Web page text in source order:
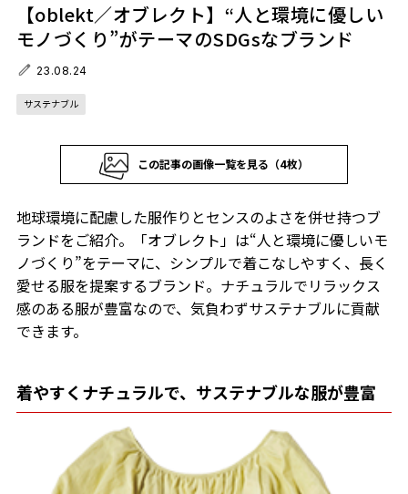
【oblekt／オブレクト】“人と環境に優しい
モノづくり”がテーマのSDGsなブランド
23.08.24
サステナブル
この記事の画像一覧を見る（4枚）
地球環境に配慮した服作りとセンスのよさを併せ持つブ
ランドをご紹介。「オブレクト」は“人と環境に優しいモ
ノづくり”をテーマに、シンプルで着こなしやすく、長く
愛せる服を提案するブランド。ナチュラルでリラックス
感のある服が豊富なので、気負わずサステナブルに貢献
できます。
着やすくナチュラルで、サステナブルな服が豊富